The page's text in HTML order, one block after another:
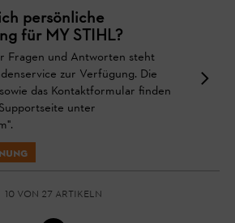
persönliche
für MY STIHL?
Fragen und Antworten steht
zur Verfügung. Die
das Kontaktformular finden
unter
10 von 27 Artikeln